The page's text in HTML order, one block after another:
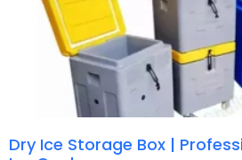
Dry Ice Storage Box |